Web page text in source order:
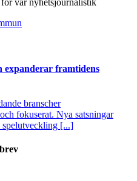
expanderar framtidens
branscher
fokuserat. Nya satsningar
spelutveckling [...]